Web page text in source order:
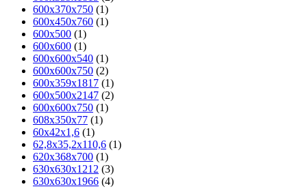
600x370x750 (1)
600x450x760 (1)
600x500 (1)
600x600 (1)
600x600x540 (1)
600x600x750 (2)
600х359х1817 (1)
600х500х2147 (2)
600х600х750 (1)
608х350х77 (1)
60х42х1,6 (1)
62,8х35,2х110,6 (1)
620х368х700 (1)
630х630х1212 (3)
630х630х1966 (4)